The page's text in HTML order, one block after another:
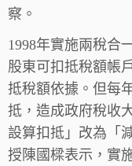
察。
1998年實施兩稅合
股東可扣抵稅額帳
抵稅額依據。但每
抵，造成政府稅收
設算扣抵」改為「
授陳國樑表示，實